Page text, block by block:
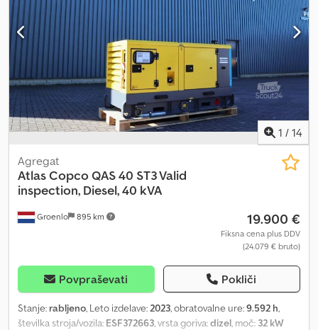
1 / 14
Groenlo 895 km
Agregat
Atlas CopcoQAS 40 ST3 Valid
inspection, Diesel, 40 kVA
19.900 €
Fiksna cena plus DDV
(24.079 € bruto)
Povpraševati Pokliči
Stanje: rabljeno, Leto izdelave: 2023, obratovalne ure:9.592 h,
številka stroja/vozila: ESF372663 , vrsta goriva:dizel , moč: 32 kW